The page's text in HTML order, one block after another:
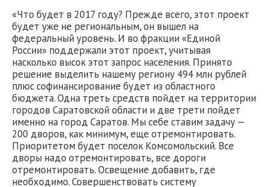
«Что будет в 2017 году? Прежде всего, этот проект
будет уже не региональным, он вышел на
федеральный уровень. И во фракции «Единой
России» поддержали этот проект, учитывая
насколько высок этот запрос населения. Принято
решение выделить нашему региону 494 млн рублей
плюс софинансирование будет из областного
бюджета. Одна треть средств пойдет на территории
городов Саратовской области и две трети пойдет
именно на город Саратов. Мы себе ставим задачу —
200 дворов, как минимум, еще отремонтировать.
Приоритетом будет поселок Комсомольский. Все
дворы надо отремонтировать, все дороги
отремонтировать. Освещение добавить, где
необходимо. Совершенствовать систему